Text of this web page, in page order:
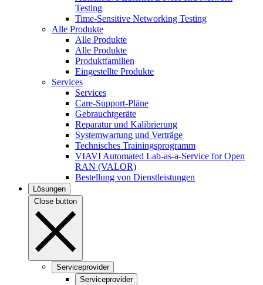
Testing
Time-Sensitive Networking Testing
Alle Produkte
Alle Produkte
Alle Produkte
Produktfamilien
Eingestellte Produkte
Services
Services
Care-Support-Pläne
Gebrauchtgeräte
Reparatur und Kalibrierung
Systemwartung und Verträge
Technisches Trainingsprogramm
VIAVI Automated Lab-as-a-Service for Open
RAN (VALOR)
Bestellung von Dienstleistungen
Lösungen
Close button
Serviceprovider
Serviceprovider